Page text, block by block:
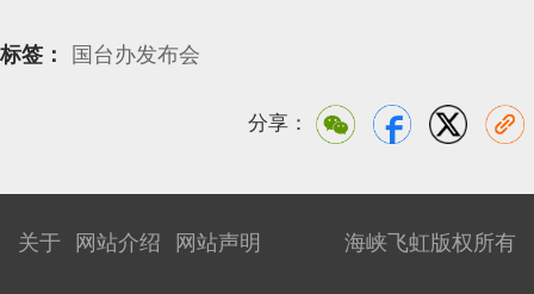
标签： 国台办发布会
分享：
海峡飞虹版权所有
关于 网站介绍 网站声明